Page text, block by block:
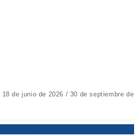
18 de junio de 2026 / 30 de septiembre de